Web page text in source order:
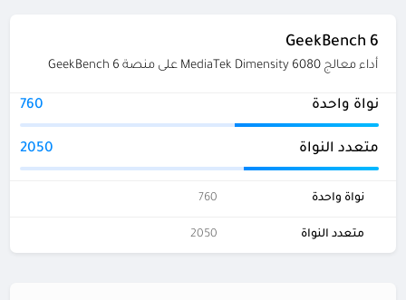
GeekBench 6
أداء معالج MediaTek Dimensity 6080 على منصة GeekBench 6
نواة واحدة 760
متعدد النواة 2050
نواة واحدة 760
متعدد النواة 2050